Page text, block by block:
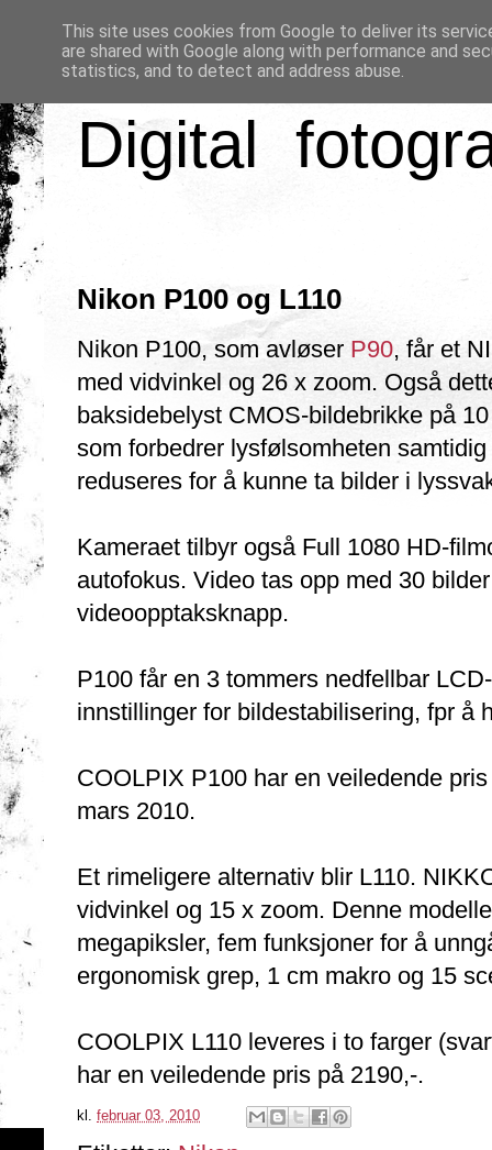
Digital
Nikon P100 og L110
Nikon P100, som avløser P90, får et
med vidvinkel og 26 x zoom. Også
baksidebelyst CMOS-bildebrikke på
som forbedrer lysfølsomheten
reduseres for å kunne ta bilder i
Kameraet tilbyr også Full 1080 HD-
autofokus. Video tas opp med 30
videoopptaksknapp.
P100 får en 3 tommers nedfellbar
innstillinger for bildestabilisering, fpr å
COOLPIX P100 har en veiledende
mars 2010.
Et rimeligere alternativ blir L110.
vidvinkel og 15 x zoom. Denne
megapiksler, fem funksjoner for å
ergonomisk grep, 1 cm makro og 15
COOLPIX L110 leveres i to farger
har en veiledende pris på 2190,-.
kl. februar 03, 2010
This site uses cookies from Google to deliver its
are shared with Google along with performance and
statistics, and to detect and address abuse.